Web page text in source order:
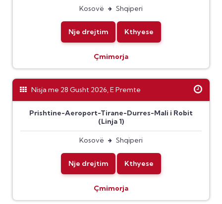
Kosovë Shqiperi
Nje drejtim Kthyese
Çmimorja
Nisja me 28 Gusht 2026, E Premte
Prishtine-Aeroport-Tirane-Durres-Mali i Robit
(Linja 1)
Kosovë Shqiperi
Nje drejtim Kthyese
Çmimorja